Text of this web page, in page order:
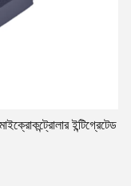
ইন্টিগ্রেটেড